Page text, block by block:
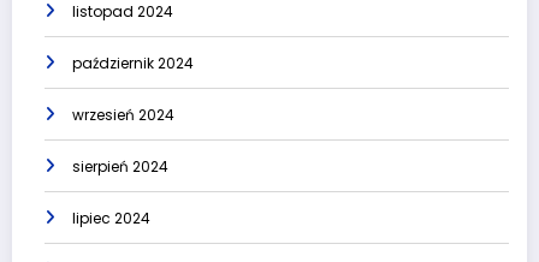
listopad 2024
październik 2024
wrzesień 2024
sierpień 2024
lipiec 2024